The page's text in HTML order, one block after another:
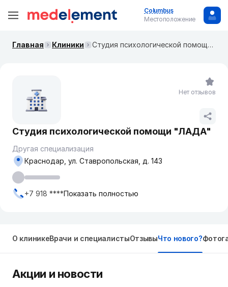
Columbus
Местоположение
Главная Клиники Студия психологической помощи "ЛАДА"
Студия психологической помощи "ЛАДА"
Другая специализация
Краснодар, ул. Ставропольская, д. 143
+7 918 ****Показать полностью
Нет отзывов
О клиникеВрачи и специалистыОтзывыЧто нового?
Акции и новости